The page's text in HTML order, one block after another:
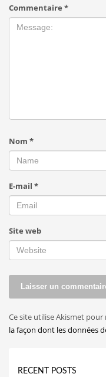
Commentaire *
Nom *
E-mail *
Site web
Ce site utilise Akismet
la façon dont les données
RECENT POSTS